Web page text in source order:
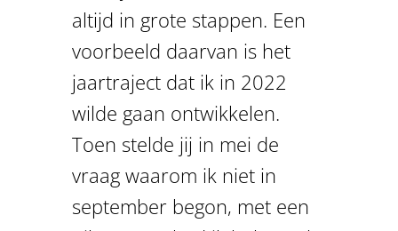
altijd in grote stappen. Een
voorbeeld daarvan is het
jaartraject dat ik in 2022
wilde gaan ontwikkelen.
Toen stelde jij in mei de
vraag waarom ik niet in
september begon, met een